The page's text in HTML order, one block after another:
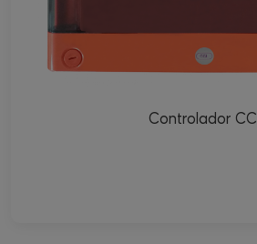
Controlador CCI